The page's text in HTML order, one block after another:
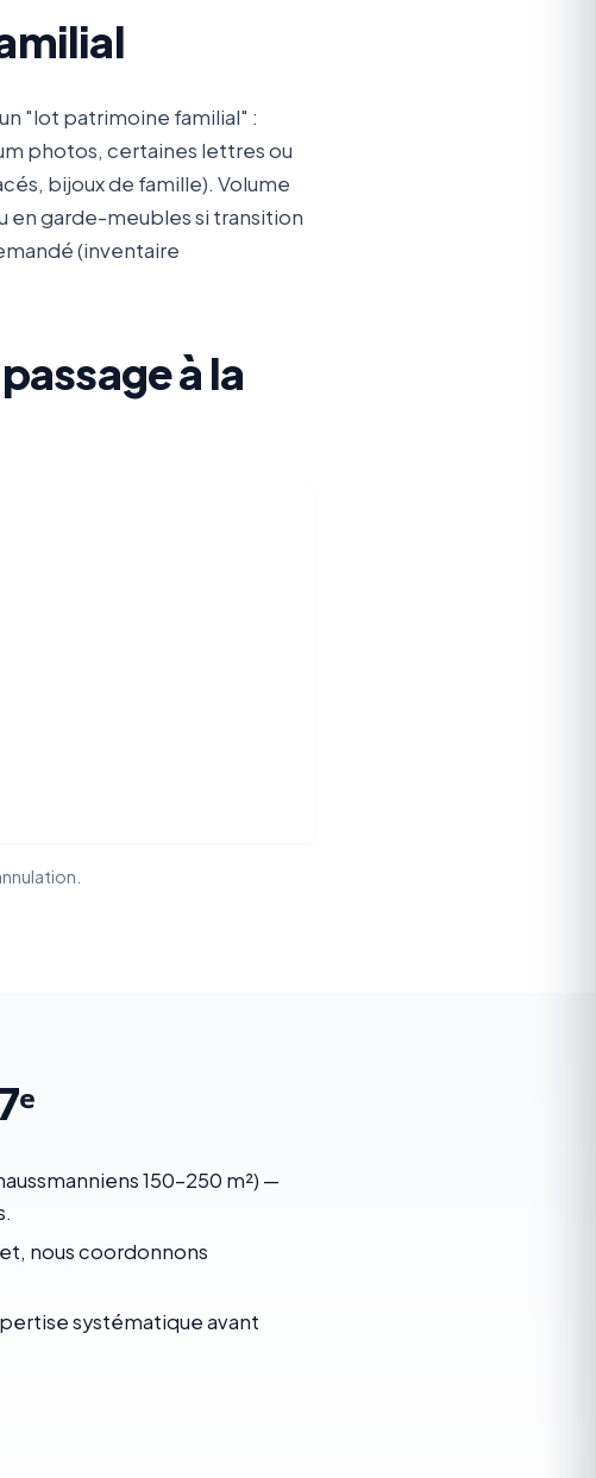
"lot patrimoine familial" :
photos, certaines lettres ou
bijoux de famille). Volume
en garde-meubles si transition
(inventaire
à la
150-250 m²) —
nous coordonnons
systématique avant